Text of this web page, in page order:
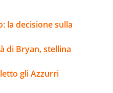
la decisione sulla
di Bryan, stellina
gli Azzurri